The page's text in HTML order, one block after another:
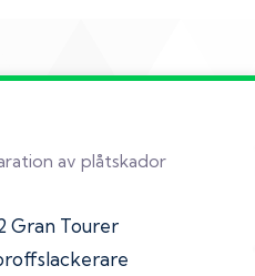
av plåtskador
Gran Tourer